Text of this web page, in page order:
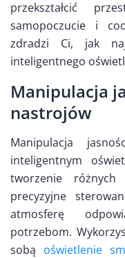
przekształcić
samopoczucie i
zdradzi Ci, jak
inteligentnego
Manipulacja
nastrojów
Manipulacja
inteligentnym
tworzenie
precyzyjne
atmosferę
potrzebom.
sobą oświetlenie